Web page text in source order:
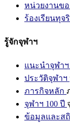
หน่วยงานขอ
ร้องเรียนทุ
รู้จักจุฬาฯ
แนะนำจุฬาฯ
ประวัติจุฬาฯ
ภารกิจหลัก
จุฬาฯ 100 ปี
ข้อมูลและส